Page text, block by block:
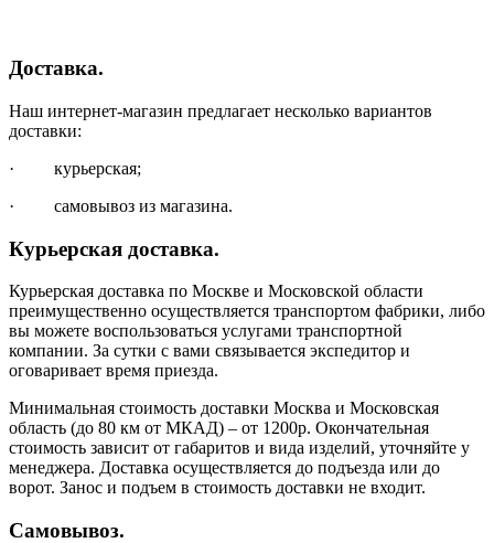
Доставка.
Наш интернет-магазин предлагает несколько вариантов
доставки:
· курьерская;
· самовывоз из магазина.
Курьерская доставка.
Курьерская доставка по Москве и Московской области
преимущественно осуществляется транспортом фабрики, либо
вы можете воспользоваться услугами транспортной
компании. За сутки с вами связывается экспедитор и
оговаривает время приезда.
Минимальная стоимость доставки Москва и Московская
область (до 80 км от МКАД) – от 1200р. Окончательная
стоимость зависит от габаритов и вида изделий, уточняйте у
менеджера. Доставка осуществляется до подъезда или до
ворот. Занос и подъем в стоимость доставки не входит.
Самовывоз.